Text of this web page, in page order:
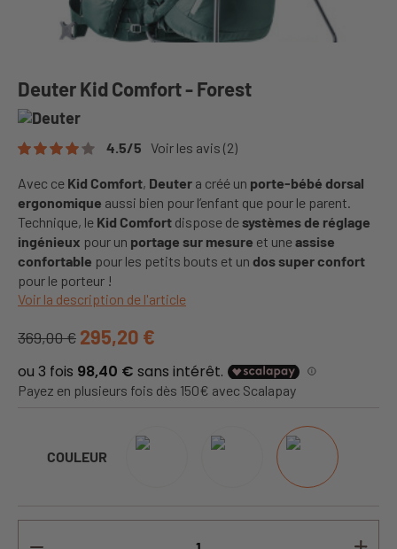
Deuter Kid Comfort - Forest
4.5/5 Voir les avis (2)
Avec ce Kid Comfort, Deuter a créé un porte-bébé dorsal
ergonomique aussi bien pour l’enfant que pour le parent.
Technique, le Kid Comfort dispose desystèmes de réglage
ingénieux pour un portage sur mesure et uneassise
confortable pour les petits bouts et un dos super confort
pour le porteur !
Voir la description de l'article
369,00 € 295,20 €
Payez en plusieurs fois dès 150€ avec Scalapay
COULEUR